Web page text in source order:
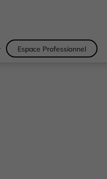
Espace Professionnel